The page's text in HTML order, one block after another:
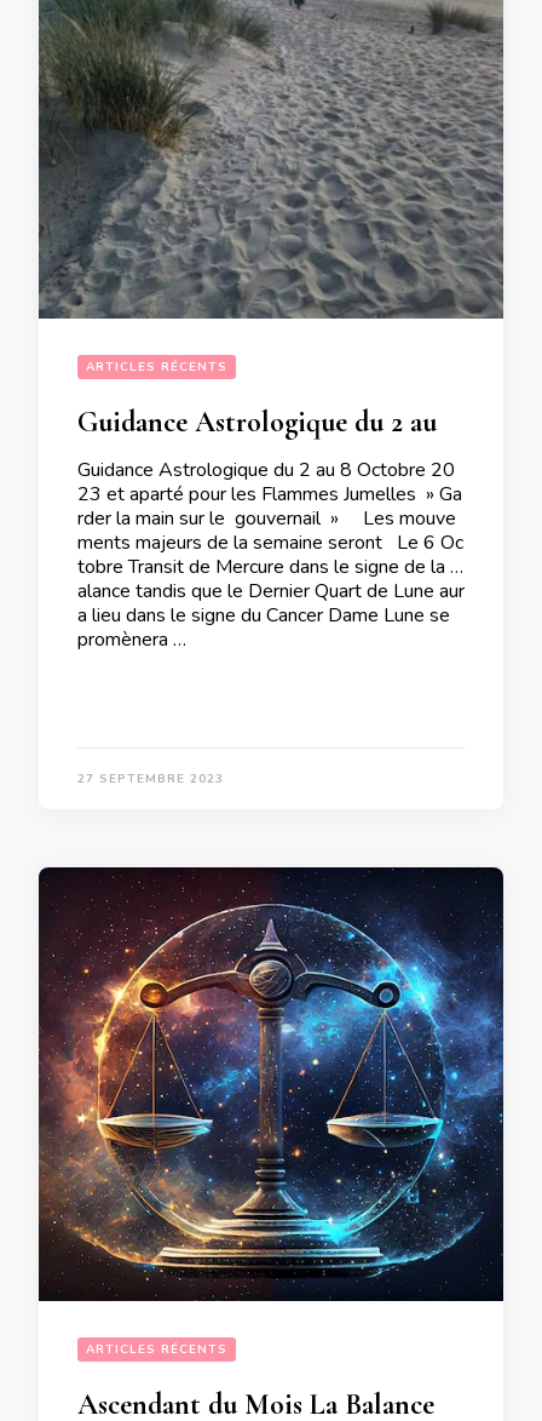
ARTICLES RÉCENTS
Guidance Astrologique du 2 au 8 Octobre 20
23 et aparté pour les Flammes Jumelles » Ga
rder la main sur le gouvernail » Les mouve
ments majeurs de la semaine seront Le 6 Oc
tobre Transit de Mercure dans le signe de la B
alance tandis que le Dernier Quart de Lune aur
a lieu dans le signe du Cancer Dame Lune se
promènera …
27 SEPTEMBRE 2023
ARTICLES RÉCENTS
Ascendant du Mois La Balance